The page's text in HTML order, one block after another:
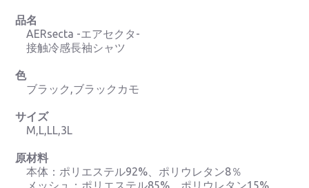
品名
AERsecta -エアセクタ-
接触冷感長袖シャツ
色
ブラック,ブラックカモ
サイズ
M,L,LL,3L
原材料
本体：ポリエステル92%、ポリウレタン8％